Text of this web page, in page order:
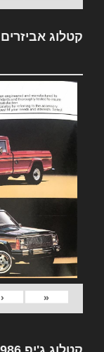
קטלוג אביזרים Jeep 1985
«
‹